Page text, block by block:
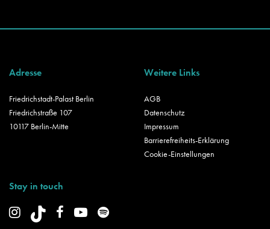
Adresse
Friedrichstadt-Palast Berlin
Friedrichstraße 107
10117 Berlin-Mitte
Weitere Links
AGB
Datenschutz
Impressum
Barrierefreiheits-Erklärung
Cookie-Einstellungen
Stay in touch